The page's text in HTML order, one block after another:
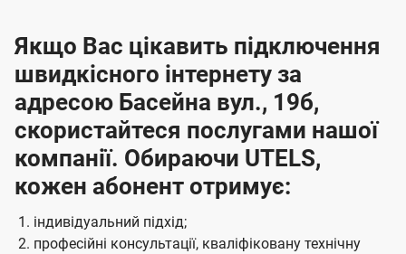
Якщо Вас цікавить підключення
швидкісного інтернету за
адресою Басейна вул., 19б,
скористайтеся послугами нашої
компанії. Обираючи UTELS,
кожен абонент отримує:
індивідуальний підхід;
професійні консультації, кваліфіковану технічну